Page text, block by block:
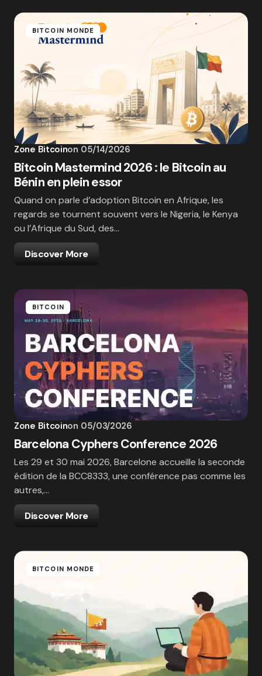
BITCOIN MONDE
Zone Bitcoinon 05/14/2026
Bitcoin Mastermind 2026 : le Bitcoin au
Bénin en plein essor
Quand on parle d’adoption Bitcoin en Afrique, les
regards se tournent souvent vers le Nigeria, le Kenya
ou l’Afrique du Sud, des…
Discover More
BITCOIN
Zone Bitcoinon 05/03/2026
Barcelona Cyphers Conference 2026
Les 29 et 30 mai 2026, Barcelone accueille la seconde
édition de la BCC8333, une conférence pas comme les
autres,…
Discover More
BITCOIN MONDE